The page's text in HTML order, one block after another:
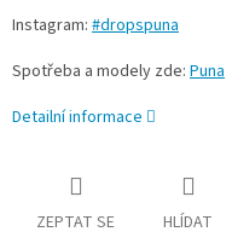
Instagram: #dropspuna
Spotřeba a modely zde: Puna
Detailní informace
ZEPTAT SE HLÍDAT